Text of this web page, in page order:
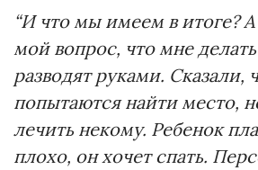
“И что мы имеем в итоге?
мой вопрос, что мне
разводят руками. Сказали,
попытаются найти место,
лечить некому. Ребенок
плохо, он хочет спать.